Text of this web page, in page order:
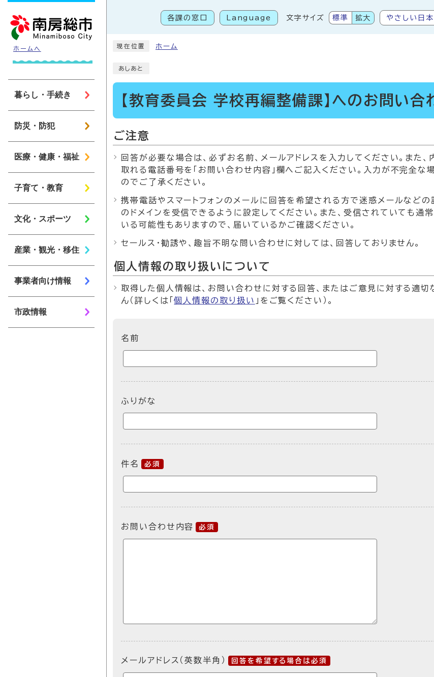
各課の窓口 Language 文字サイズ 標準 拡大 やさしい日
ホームへ
暮らし・手続き
防災・防犯
医療・健康・福祉
子育て・教育
文化・スポーツ
産業・観光・移住
事業者向け情報
市政情報
現在位置 ホーム
あしあと
【教育委員会 学校再編整備課】へのお問い合
ご注意
回答が必要な場合は、必ずお名前、メールアドレスを入力してください。また
取れる電話番号を「お問い合わせ内容」欄へご記入ください。入力が不完全な
のでご了承ください。
携帯電話やスマートフォンのメールに回答を希望される方で迷惑メールな
のドメインを受信できるように設定してください。また、受信されていても通
いる可能性もありますので、届いているかご確認ください。
セールス・勧誘や、趣旨不明な問い合わせに対しては、回答しておりません。
個人情報の取り扱いについて
取得した個人情報は、お問い合わせに対する回答、またはご意見に対する適
ん（詳しくは「個人情報の取り扱い 」をご覧ください）。
名前
ふりがな
件名 必須
お問い合わせ内容 必須
メールアドレス（英数半角） 回答を希望する場合は必須